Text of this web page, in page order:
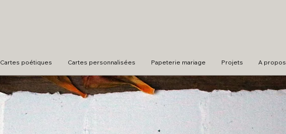
Cartes poétiques Cartes personnalisées Papeterie mariage Projets A propos